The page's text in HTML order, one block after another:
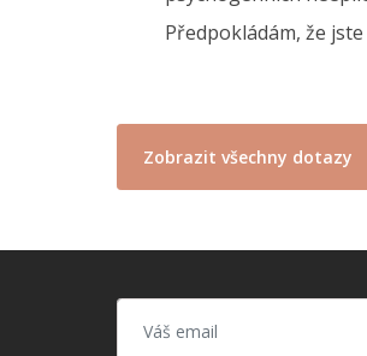
Předpokládám, že
Zobrazit všechny dotazy